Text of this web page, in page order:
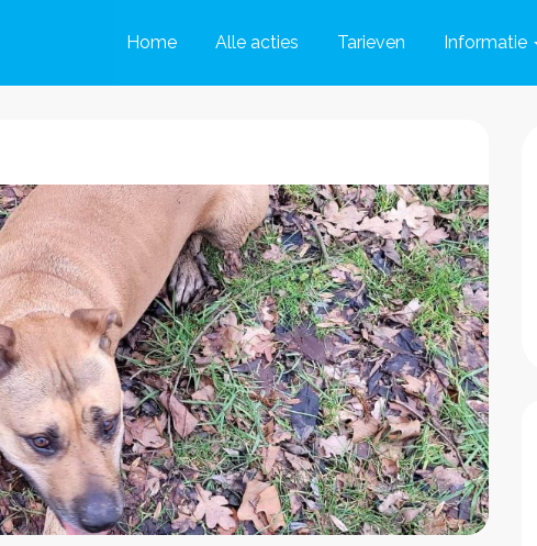
Home Alle acties Tarieven Informatie